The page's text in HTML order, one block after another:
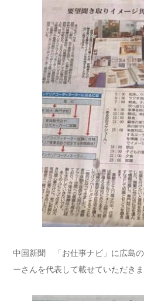
中国新聞 「お仕事ナビ」に広島
ーさんを代表して載せていただき